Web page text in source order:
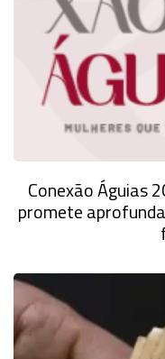
Conexão Águias
promete